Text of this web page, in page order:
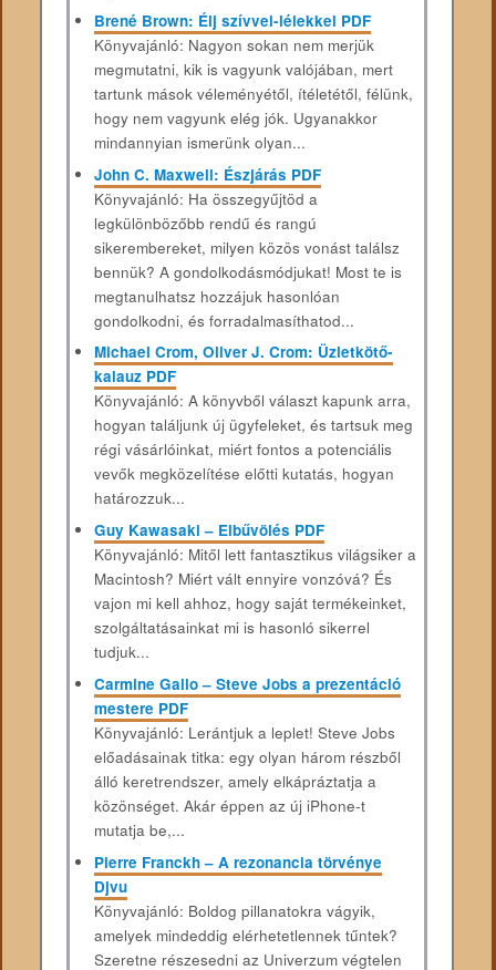
Brené Brown: Élj szívvel-lélekkel PDF
Könyvajánló: Nagyon sokan nem merjük
megmutatni, kik is vagyunk valójában, mert
tartunk mások véleményétől, ítéletétől, félünk,
hogy nem vagyunk elég jók. Ugyanakkor
mindannyian ismerünk olyan...
John C. Maxwell: Észjárás PDF
Könyvajánló: Ha összegyűjtöd a
legkülönbözőbb rendű és rangú
sikerembereket, milyen közös vonást találsz
bennük? A gondolkodásmódjukat! Most te is
megtanulhatsz hozzájuk hasonlóan
gondolkodni, és forradalmasíthatod...
Michael Crom, Oliver J. Crom: Üzletkötő-
kalauz PDF
Könyvajánló: A könyvből választ kapunk arra,
hogyan találjunk új ügyfeleket, és tartsuk meg
régi vásárlóinkat, miért fontos a potenciális
vevők megközelítése előtti kutatás, hogyan
határozzuk...
Guy Kawasaki – Elbűvölés PDF
Könyvajánló: Mitől lett fantasztikus világsiker a
Macintosh? Miért vált ennyire vonzóvá? És
vajon mi kell ahhoz, hogy saját termékeinket,
szolgáltatásainkat mi is hasonló sikerrel
tudjuk...
Carmine Gallo – Steve Jobs a prezentáció
mestere PDF
Könyvajánló: Lerántjuk a leplet! Steve Jobs
előadásainak titka: egy olyan három részből
álló keretrendszer, amely elkápráztatja a
közönséget. Akár éppen az új iPhone-t
mutatja be,...
Pierre Franckh – A rezonancia törvénye
Djvu
Könyvajánló: Boldog pillanatokra vágyik,
amelyek mindeddig elérhetetlennek tűntek?
Szeretne részesedni az Univerzum végtelen